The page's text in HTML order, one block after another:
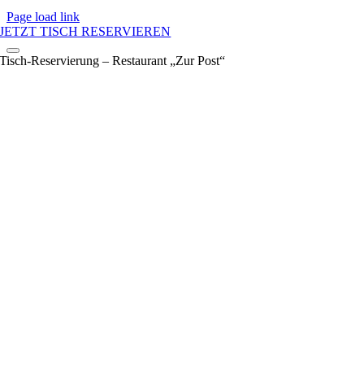
Page load link
JETZT TISCH RESERVIEREN
Tisch-Reservierung – Restaurant „Zur Post“